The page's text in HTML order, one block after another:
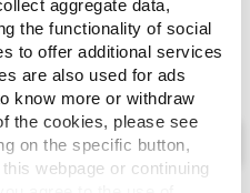
aggregate data,
the functionality of social
to offer additional services
are also used for ads
know more or withdraw
the cookies, please see
on the specific button,
webpage or continuing